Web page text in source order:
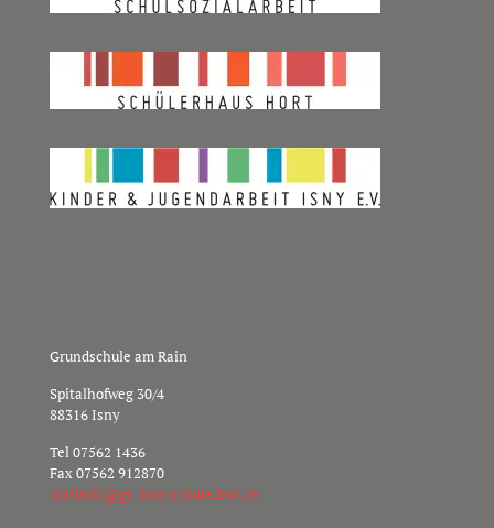
Grundschule am Rain
Spitalhofweg 30/4
88316 Isny
Tel07562 1436
Fax 07562 912870
ed.lw
b.elu
hcs.y
nsi-s
g@kit
sitat
s